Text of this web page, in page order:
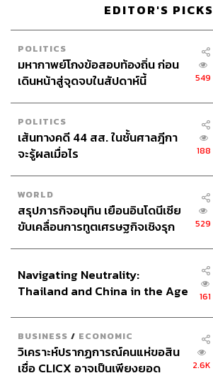
EDITOR'S PICKS
POLITICS
มหากาพย์โกงข้อสอบท้องถิ่น ก่อน
เดินหน้าสู่จุดจบในสัปดาห์นี้
549
POLITICS
เส้นทางคดี 44 สส. ในชั้นศาลฎีกา
จะรู้ผลเมื่อไร
188
WORLD
สรุปภารกิจอนุทิน เยือนอินโดนีเซีย
ขับเคลื่อนการทูตเศรษฐกิจเชิงรุก
529
Navigating Neutrality:
Thailand and China in the Age
161
BUSINESS / ECONOMIC
วิเคราะห์ปรากฏการณ์คนแห่ขอสิน
เชื่อ CLICX อาจเป็นเพียงยอด
2.6K